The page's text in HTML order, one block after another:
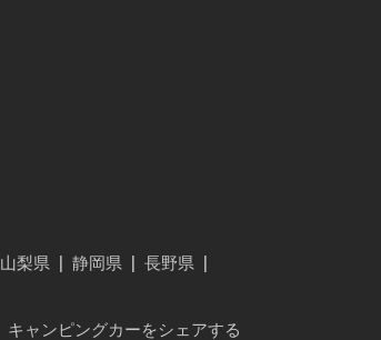
山梨県 静岡県 長野県
キャンピングカーをシェアする